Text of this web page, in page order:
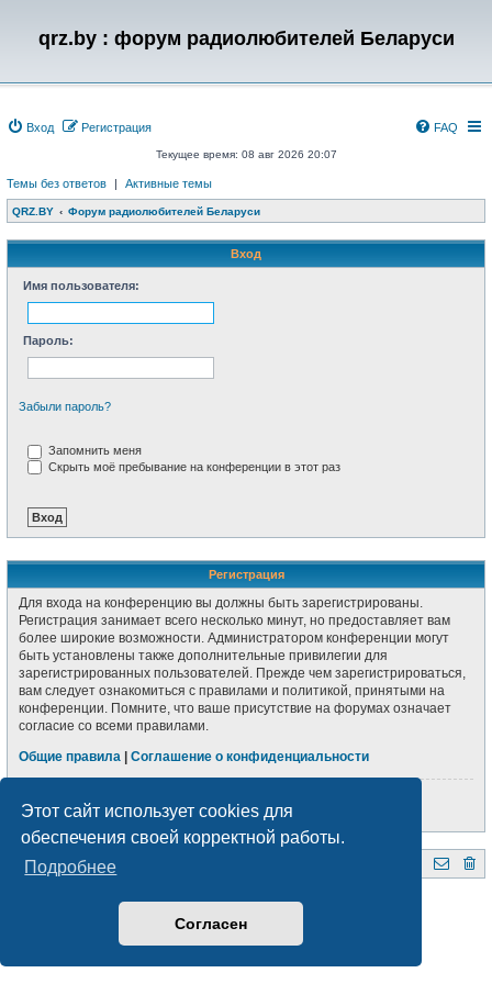
Этот сайт использует cookies для
обеспечения своей корректной работы.
Подробнее
Согласен
qrz.by : форум радиолюбителей Беларуси
Вход Регистрация FAQ
Текущее время: 08 авг 2026 20:07
Темы без ответов | Активные темы
QRZ.BY Форум радиолюбителей Беларуси
Вход
Имя пользователя:
Пароль:
Забыли пароль?
Запомнить меня
Скрыть моё пребывание на конференции в этот раз
Регистрация
Для входа на конференцию вы должны быть зарегистрированы.
Регистрация занимает всего несколько минут, но предоставляет вам
более широкие возможности. Администратором конференции могут
быть установлены также дополнительные привилегии для
зарегистрированных пользователей. Прежде чем зарегистрироваться,
вам следует ознакомиться с правилами и политикой, принятыми на
конференции. Помните, что ваше присутствие на форумах означает
согласие со всеми правилами.
Общие правила
Соглашение о конфиденциальности
Регистрация
QRZ.BY Форум радиолюбителей Беларуси
Русская поддержка phpBB
Конфиденциальность|Правила